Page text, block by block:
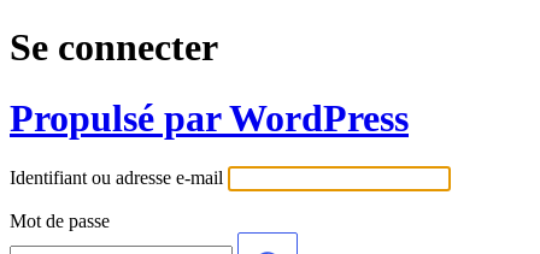
Se connecter
Propulsé par WordPress
Identifiant ou adresse e-mail
Mot de passe